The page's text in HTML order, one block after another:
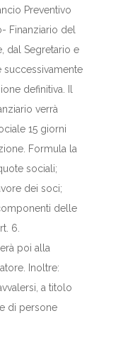
Preventivo
Finanziario del
dal Segretario e
successivamente
definitiva. Il
verrà
15 giorni
Formula la
sociali;
dei soci;
delle
6.
poi alla
Inoltre:
a titolo
di persone